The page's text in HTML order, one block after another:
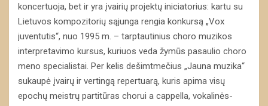
koncertuoja, bet ir yra įvairių projektų iniciatorius: kartu su
Lietuvos kompozitorių sąjunga rengia konkursą „Vox
juventutis“, nuo 1995 m. – tarptautinius choro muzikos
interpretavimo kursus, kuriuos veda žymūs pasaulio choro
meno specialistai. Per kelis dešimtmečius „Jauna muzika“
sukaupė įvairų ir vertingą repertuarą, kuris apima visų
epochų meistrų partitūras chorui a cappella, vokalinės-